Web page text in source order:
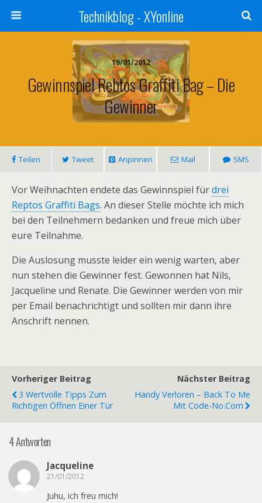
Technikblog - XYonline
19/01/2012
Gewinnspiel Rebtos Graffiti Bag – Die
Gewinner
Teilen Tweet Anpinnen Mail SMS
Vor Weihnachten endete das Gewinnspiel fürdrei
Reptos Graffiti Bags. An dieser Stelle möchte ich mich
bei den Teilnehmern bedanken und freue mich über
eure Teilnahme.
Die Auslosung musste leider ein wenig warten, aber
nun stehen die Gewinner fest. Gewonnen hat Nils,
Jacqueline und Renate. Die Gewinner werden von mir
per Email benachrichtigt und sollten mir dann ihre
Anschrift nennen.
Vorheriger Beitrag
3 Wertvolle Tipps Zum
Richtigen Öffnen Einer Tür
Nächster Beitrag
Handy Verloren – Back To Me
Mit Code-No.com
4 Antworten
Jacqueline
21/01/2012
Juhu, ich freu mich!